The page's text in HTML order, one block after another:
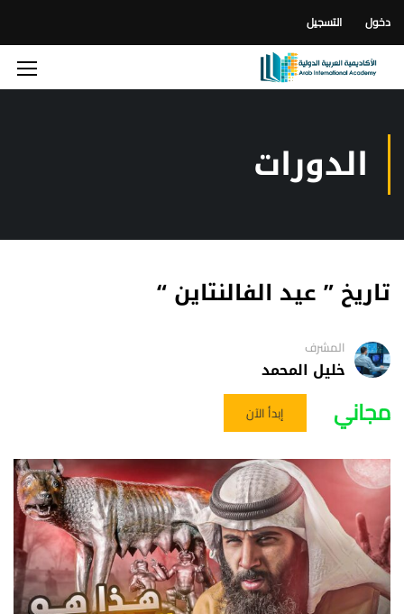
دخول التسجيل
الدورات
تاريخ ” عيد الفالنتاين “
المشرف
خليل المحمد
مجاني إبدأ الآن